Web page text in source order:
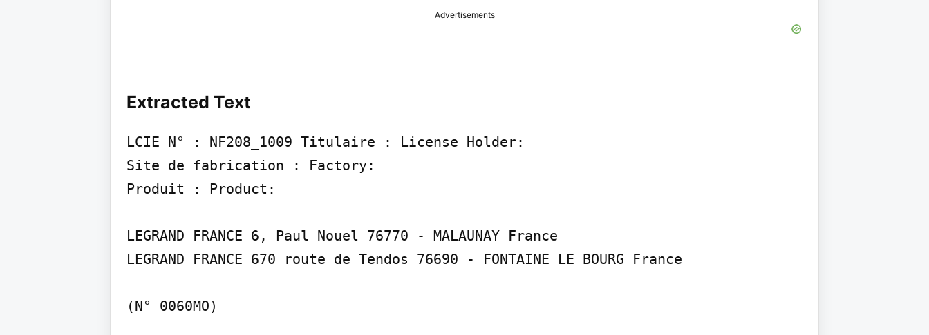
Advertisements
Extracted Text
LCIE N° : NF208_1009 Titulaire : License Holder:
Site de fabrication : Factory:
Produit : Product:
LEGRAND FRANCE 6, Paul Nouel 76770 - MALAUNAY France
LEGRAND FRANCE 670 route de Tendos 76690 - FONTAINE LE BOURG France
(N° 0060MO)